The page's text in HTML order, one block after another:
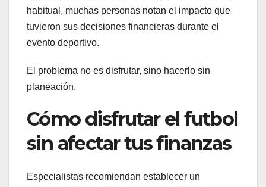
habitual, muchas personas notan el impacto que
tuvieron sus decisiones financieras durante el
evento deportivo.
El problema no es disfrutar, sino hacerlo sin
planeación.
Cómo disfrutar el futbol
sin afectar tus finanzas
Especialistas recomiendan establecer un